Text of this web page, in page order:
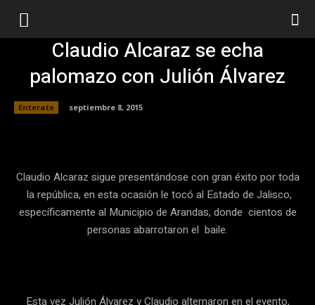
Claudio Alcaraz se echa
palomazo con Julión Álvarez
Enterate
septiembre 8, 2015
Claudio Alcaraz sigue presentándose con gran éxito por toda
la república, en esta ocasión le tocó al Estado de Jalisco,
específicamente al Municipio de Arandas, donde cientos de
personas abarrotaron el baile.
Esta vez Julión Álvarez y Claudio alternaron en el evento,